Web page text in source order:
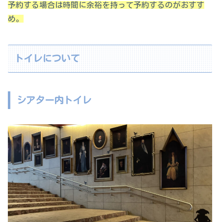
予約する場合は時間に余裕を持って予約するのがおすす
め。
トイレについて
シアター内トイレ